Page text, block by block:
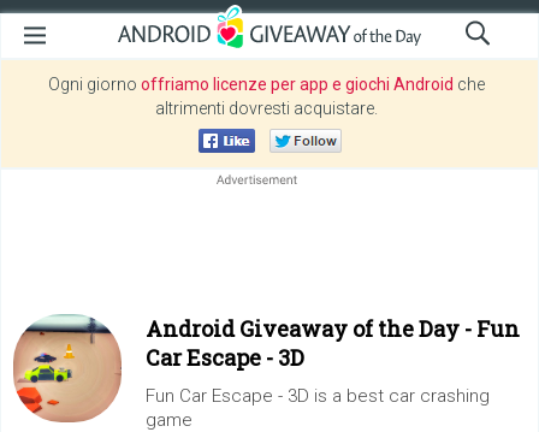
Ogni giorno offriamo licenze per app e giochi Android che
altrimenti dovresti acquistare.
Android Giveaway of the Day - Fun
Car Escape - 3D
Fun Car Escape - 3D is a best car crashing
game